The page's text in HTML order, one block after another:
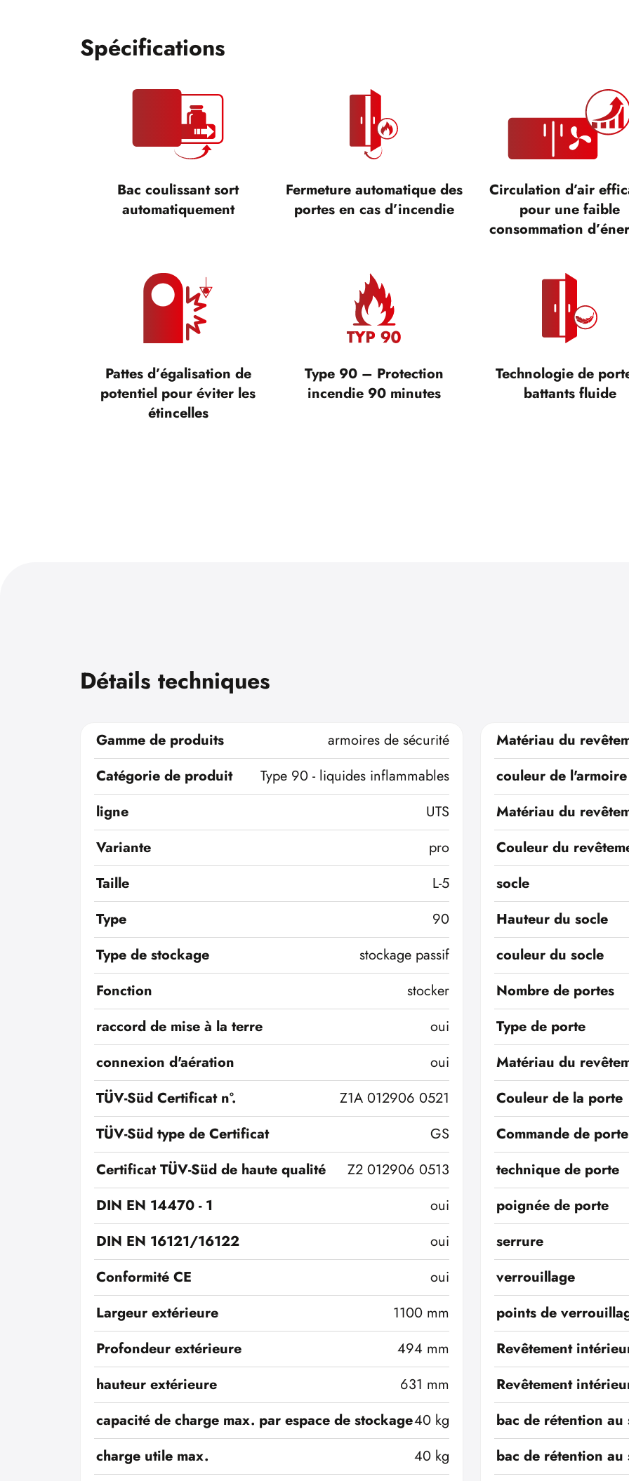
Spécifications
Bac coulissant sort
automatiquement
Fermeture automatique des
portes en cas d’incendie
Circulation d’air
pour une faible
consommation
Pattes d’égalisation de
potentiel pour éviter les
étincelles
Type 90 – Protection
incendie 90 minutes
Technologie de
battants fluide
Détails techniques
Gamme de produits
armoires de sécurité
Catégorie de produit
Type 90 - liquides inflammables
ligne
UTS
Variante
pro
Taille
L-5
Type
90
Type de stockage
stockage passif
Fonction
stocker
raccord de mise à la terre
oui
connexion d'aération
oui
TÜV-Süd Certificat n°.
Z1A 012906 0521
TÜV-Süd type de Certificat
GS
Certificat TÜV-Süd de haute qualité
Z2 012906 0513
DIN EN 14470 - 1
oui
DIN EN 16121/16122
oui
Conformité CE
oui
Largeur extérieure
1100 mm
Profondeur extérieure
494 mm
hauteur extérieure
631 mm
capacité de charge max. par espace de stockage40 kg
charge utile max.
40 kg
Matériau du
couleur de l'armoire
Matériau du
Couleur du
socle
Hauteur du socle
couleur du socle
Nombre de portes
Type de porte
Matériau du
Couleur de la porte
Commande de porte
technique de porte
poignée de porte
serrure
verrouillage
points de
Revêtement
Revêtement
bac de rétention au
bac de rétention au